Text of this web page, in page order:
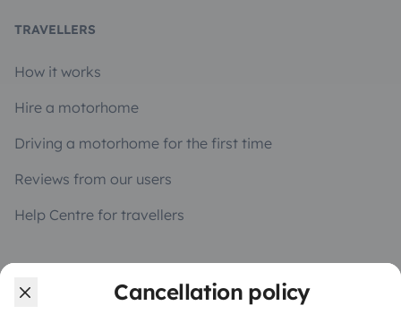
Cancellation policy
TRAVELLERS
How it works
Hire a motorhome
Driving a motorhome for the first time
Reviews from our users
Help Centre for travellers
OWNERS